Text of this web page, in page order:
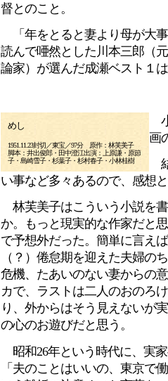
督とのこと。
「年をとると妻より母が大
読んで唖然とした川本三郎（
論家）が選んだ成瀬ベスト１
めし
1951.11.23封切／東宝／97分 原作：林芙美子
脚本：井出俊郎・田中澄江出演：上原謙・原節
子・島崎雪子・杉葉子・杉村春子・小林桂樹
画
い事など多々あるので、感想
林芙美子はこういう小説を
か。もっと現実的な作家だと
で予想外だった。簡単に言え
（？）倦怠期を迎えた夫婦の
危機、たあいのない妻からの
カで、ラストは二人のおのろ
り、外からはそう見えないが
の心のお遊びだと思う。
昭和26年という時代に、実
「夫のことはいいの、東京で